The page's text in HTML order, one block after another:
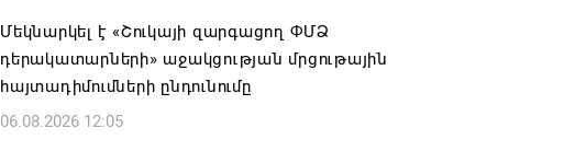
Մեկնարկել է «Շուկայի զարգացող ՓՄՁ
դերակատարների» աջակցության մրցութային
հայտադիմումների ընդունումը
06.08.2026 12:05